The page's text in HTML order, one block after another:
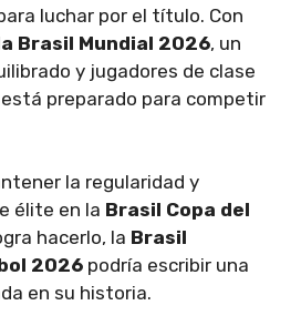
luchar por el título. Con
Brasil Mundial 2026, un
y jugadores de clase
preparado para competir
la regularidad y
élite en la Brasil Copa del
hacerlo, la Brasil
2026 podría escribir una
en su historia.